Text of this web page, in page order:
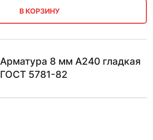
В КОРЗИНУ
Арматура 8 мм А240 гладкая
ГОСТ 5781-82